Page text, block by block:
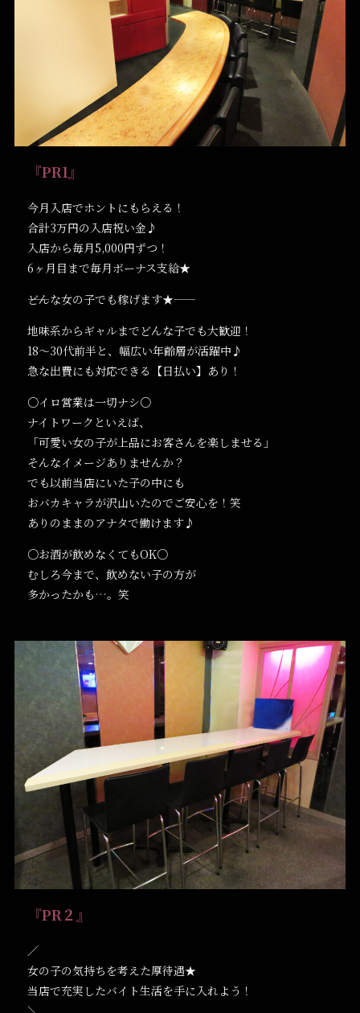
『PR1』
今月入店でホントにもらえる！
合計3万円の入店祝い金♪
入店から毎月5,000円ずつ！
6ヶ月目まで毎月ボーナス支給★
――どんな女の子でも稼げます★――
地味系からギャルまでどんな子でも大歓迎！
18～30代前半と、幅広い年齢層が活躍中♪
急な出費にも対応できる【日払い】あり！
○イロ営業は一切ナシ○
ナイトワークといえば、
「可愛い女の子が上品にお客さんを楽しませる」
そんなイメージありませんか？
でも以前当店にいた子の中にも
おバカキャラが沢山いたのでご安心を！笑
ありのままのアナタで働けます♪
○お酒が飲めなくてもOK○
むしろ今まで、飲めない子の方が
多かったかも…。笑
『PR２』
／
女の子の気持ちを考えた厚待遇★
当店で充実したバイト生活を手に入れよう！